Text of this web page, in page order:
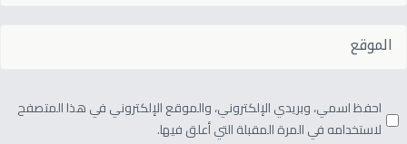
احفظ اسمي، وبريدي الإلكتروني، والموقع الإلكتروني في هذا المتصفح
لاستخدامه في المرة المقبلة التي أعلق فيها.